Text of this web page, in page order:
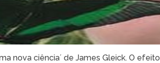
nova ciência´ de James Gleick. O efeito